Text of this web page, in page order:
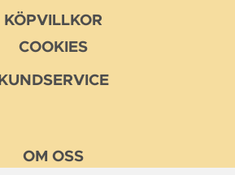
KÖPVILLKOR
COOKIES
KUNDSERVICE
OM OSS